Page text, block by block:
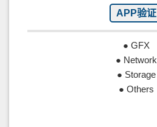
APP验证
● GFX
● Network
● Storage
● Others